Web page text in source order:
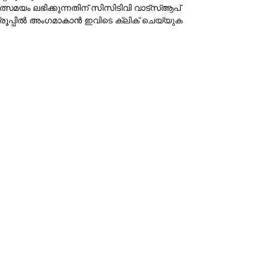
ലഭിക്കുന്നതിന് സിസിടിവി വാട്‌സ്ആപ്
അംഗമാകാന്‍ ഇവിടെ ക്ലിക് ചെയ്യുക